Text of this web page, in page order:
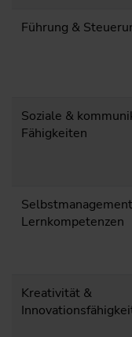
Führung &
Soziale &
Fähigkeiten
Lernkompetenzen
Kreativität &